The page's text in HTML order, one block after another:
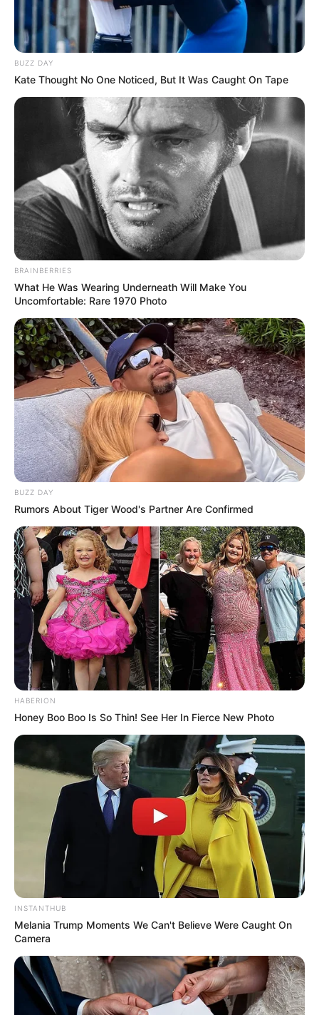
Fonte:Cheirinho Di Brasil
Para uma fragrância de pitanga, use um
corante que lembre a fruta, nesse caso, um
mais avermelhado ou alaranjado.
Para a essência de lavanda, use um corante
lilás, por exemplo.
Dica 5 – Faça aromatizadores pequenos e
grandes:
Fonte:Atelier Santonni
Os frascos grandes são ideais para a própria
casa do cliente ou para que ele presenteie
poucas pessoas.
Os pequenos são excelentes para dar de
lembrancinha em festas e eventos.
Dica 6 – Crie kits de aromatizadores de ambiente:
BUZZ DAY
Kate Thought No One Noticed, But It Was Caught On Tape
BRAINBERRIES
What He Was Wearing Underneath Will Make You
Uncomfortable: Rare 1970 Photo
BUZZ DAY
Rumors About Tiger Wood's Partner Are Confirmed
HABERION
Honey Boo Boo Is So Thin! See Her In Fierce New Photo
INSTANTHUB
Melania Trump Moments We Can't Believe Were Caught On
Camera